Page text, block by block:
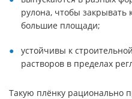
рулона, чтобы закрывать
большие площади;
устойчивы к
растворов в пределах
Такую плёнку рационально